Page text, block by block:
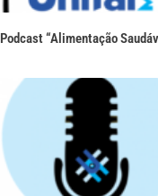
Podcast “Alimentação